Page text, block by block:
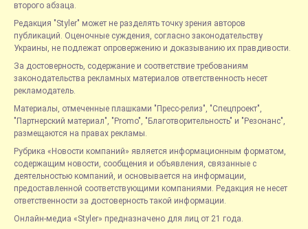
второго абзаца.
Редакция "Styler" может не разделять точку зрения авторов
публикаций. Оценочные суждения, согласно законодательству
Украины, не подлежат опровержению и доказыванию их правдивости.
За достоверность, содержание и соответствие требованиям
законодательства рекламных материалов ответственность несет
рекламодатель.
Материалы, отмеченные плашками "Пресс-релиз", "Спецпроект",
"Партнерский материал", "Promo", "Благотворительность" и "Резонанс",
размещаются на правах рекламы.
Рубрика «Новости компаний» является информационным форматом,
содержащим новости, сообщения и объявления, связанные с
деятельностью компаний, и основывается на информации,
предоставленной соответствующими компаниями. Редакция не несет
ответственности за достоверность такой информации.
Онлайн-медиа «Styler» предназначено для лиц от 21 года.